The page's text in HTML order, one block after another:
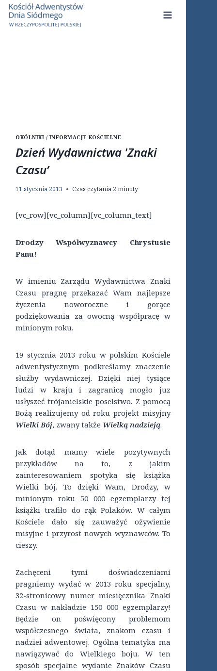
Przejdź
treści
OKÓLNIKI / INFORMACJE KOŚCIELNE
Dzień Wydawnictwa 'Znaki
Czasu’
11 stycznia 2013 Czas czytania 2 minuty
[vc_row][vc_column][vc_column_text]
Drodzy Współwyznawcy Chrystusie
Panu!
W imieniu Zarządu Wydawnictwa Znaki
Czasu pragnę przekazać Wam najlepsze
życzenia noworoczne i gorące
podziękowania za owocną współpracę w
minionym roku.
19 stycznia 2013 roku w polskim Kościele
adwentystycznym podkreślamy znaczenie
służby wydawniczej. Dzięki niej tysiące
ludzi w kraju i zagranicą mogło juz
usłyszeć trójanielskie poselstwo. Z pomocą
Bożą realizujemy od roku projekt misyjny
Wielki Bój, zwany także Wielką nadzieją.
Jak dotąd mamy wiele pozytywnych
przykładów na to, z jakim
zainteresowaniem spotyka się książka
Wielki bój. To dzięki Wam, Drodzy, w
minionym roku 50 000 egzemplarzy tej
książki trafiło do rąk Polaków. W całym
Kościele dało się zauważyć ożywienie
misyjne i przyrost nowych wyznawców. To
cieszy.
Zachęceni tymi doświadczeniami
pragniemy wydać w 2013 roku specjalny,
32-stronicowy numer miesięcznika Znaki
Czasu w nakładzie 150 000 egzemplarzy!
Będzie on poświęcony problemom
współczesnego świata, znakom czasu i
nadziei adwentowej. Ogólna tematyka ma
nawiązywać do Wielkiego boju. W ten
sposób specjalne wydanie Znaków Czasu